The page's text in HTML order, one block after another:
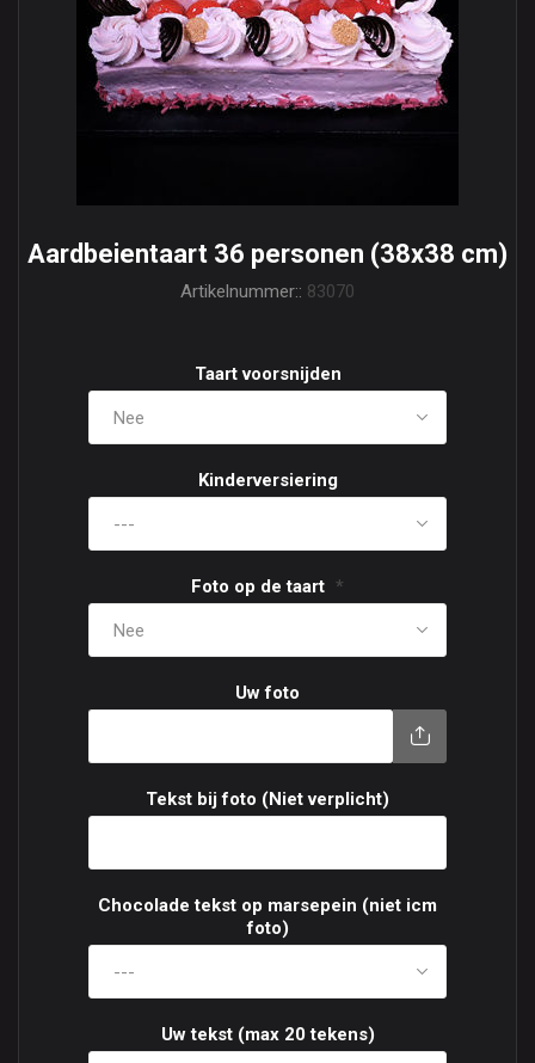
Aardbeientaart 36 personen (38x38 cm)
Artikelnummer:: 83070
Taart voorsnijden
Kinderversiering
Foto op de taart *
Uw foto
Tekst bij foto (Niet verplicht)
Chocolade tekst op marsepein (niet icm
foto)
Uw tekst (max 20 tekens)